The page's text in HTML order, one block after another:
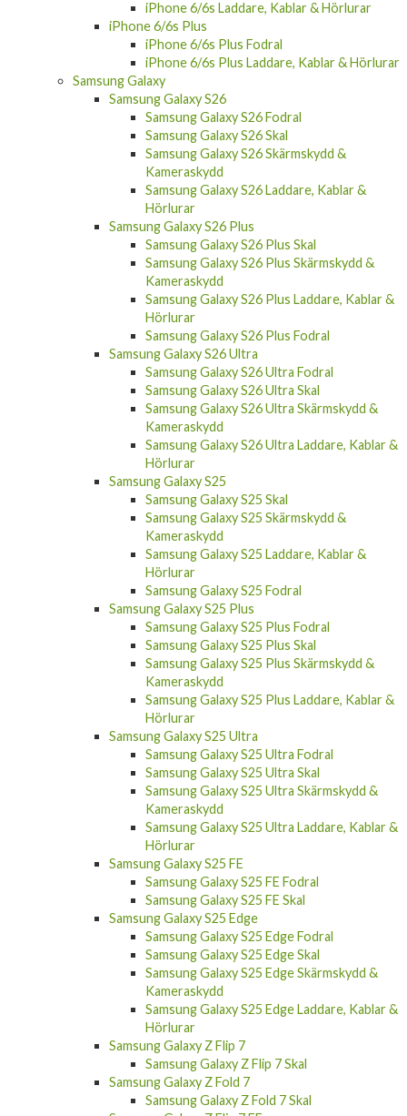
iPhone 6/6s Fodral
iPhone 6/6s Skal
iPhone 6/6s Skärmskydd & Kameraskydd
iPhone 6/6s Laddare, Kablar & Hörlurar
iPhone 6/6s Plus
iPhone 6/6s Plus Fodral
iPhone 6/6s Plus Laddare, Kablar & Hörlurar
Samsung Galaxy
Samsung Galaxy S26
Samsung Galaxy S26 Fodral
Samsung Galaxy S26 Skal
Samsung Galaxy S26 Skärmskydd &
Kameraskydd
Samsung Galaxy S26 Laddare, Kablar &
Hörlurar
Samsung Galaxy S26 Plus
Samsung Galaxy S26 Plus Skal
Samsung Galaxy S26 Plus Skärmskydd &
Kameraskydd
Samsung Galaxy S26 Plus Laddare, Kablar &
Hörlurar
Samsung Galaxy S26 Plus Fodral
Samsung Galaxy S26 Ultra
Samsung Galaxy S26 Ultra Fodral
Samsung Galaxy S26 Ultra Skal
Samsung Galaxy S26 Ultra Skärmskydd &
Kameraskydd
Samsung Galaxy S26 Ultra Laddare, Kablar &
Hörlurar
Samsung Galaxy S25
Samsung Galaxy S25 Skal
Samsung Galaxy S25 Skärmskydd &
Kameraskydd
Samsung Galaxy S25 Laddare, Kablar &
Hörlurar
Samsung Galaxy S25 Fodral
Samsung Galaxy S25 Plus
Samsung Galaxy S25 Plus Fodral
Samsung Galaxy S25 Plus Skal
Samsung Galaxy S25 Plus Skärmskydd &
Kameraskydd
Samsung Galaxy S25 Plus Laddare, Kablar &
Hörlurar
Samsung Galaxy S25 Ultra
Samsung Galaxy S25 Ultra Fodral
Samsung Galaxy S25 Ultra Skal
Samsung Galaxy S25 Ultra Skärmskydd &
Kameraskydd
Samsung Galaxy S25 Ultra Laddare, Kablar &
Hörlurar
Samsung Galaxy S25 FE
Samsung Galaxy S25 FE Fodral
Samsung Galaxy S25 FE Skal
Samsung Galaxy S25 Edge
Samsung Galaxy S25 Edge Fodral
Samsung Galaxy S25 Edge Skal
Samsung Galaxy S25 Edge Skärmskydd &
Kameraskydd
Samsung Galaxy S25 Edge Laddare, Kablar &
Hörlurar
Samsung Galaxy Z Flip 7